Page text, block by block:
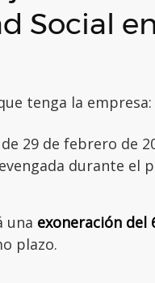
Social
tenga la empresa:
29 de febrero de
durante el
una exoneración del
plazo.